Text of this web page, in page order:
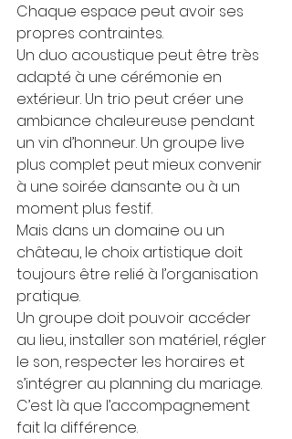
Chaque espace peut avoir ses
propres contraintes.
Un duo acoustique peut être très
adapté à une cérémonie en
extérieur. Un trio peut créer une
ambiance chaleureuse pendant
un vin d’honneur. Un groupe live
plus complet peut mieux convenir
à une soirée dansante ou à un
moment plus festif.
Mais dans un domaine ou un
château, le choix artistique doit
toujours être relié à l’organisation
pratique.
Un groupe doit pouvoir accéder
au lieu, installer son matériel, régler
le son, respecter les horaires et
s’intégrer au planning du mariage.
C’est là que l’accompagnement
fait la différence.